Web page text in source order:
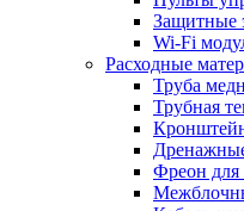
Защитные
Wi-Fi
Расходные
Труба
Трубная
Фреон для